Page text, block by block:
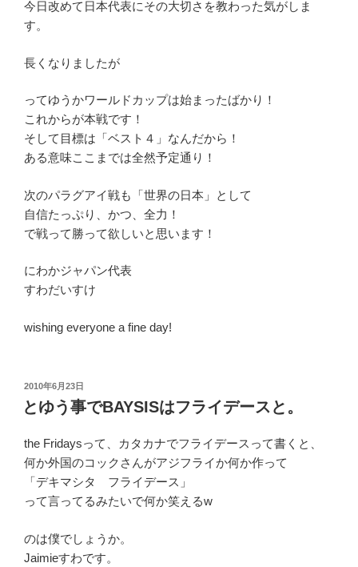
今日改めて日本代表にその大切さを教わった気がしま
す。
長くなりましたが
ってゆうかワールドカップは始まったばかり！
これからが本戦です！
そして目標は「ベスト４」なんだから！
ある意味ここまでは全然予定通り！
次のパラグアイ戦も「世界の日本」として
自信たっぷり、かつ、全力！
で戦って勝って欲しいと思います！
にわかジャパン代表
すわだいすけ
wishing everyone a fine day!
投
稿
日:
2010年6月23日
とゆう事でBAYSISはフライデースと。
the Fridaysって、カタカナでフライデースって書くと、
何か外国のコックさんがアジフライか何か作って
「デキマシタ フライデース」
って言ってるみたいで何か笑えるw
のは僕でしょうか。
Jaimieすわです。